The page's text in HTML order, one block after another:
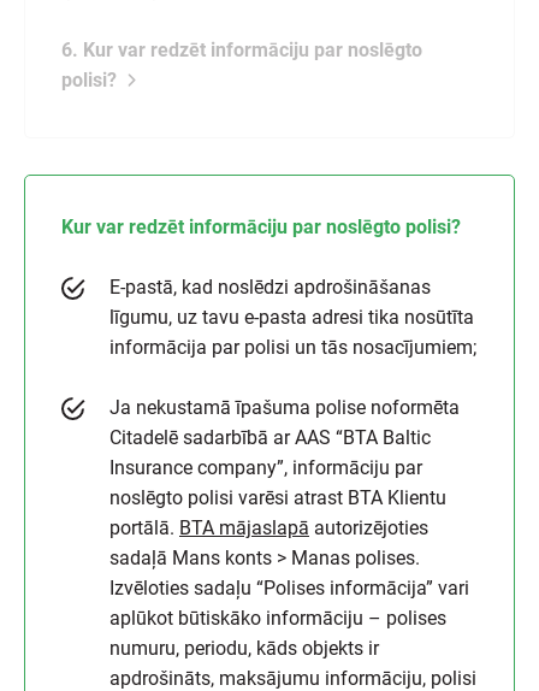
6. Kur var redzēt informāciju par noslēgto
polisi?
Kur var redzēt informāciju par noslēgto polisi?
E-pastā, kad noslēdzi apdrošināšanas
līgumu, uz tavu e-pasta adresi tika nosūtīta
informācija par polisi un tās nosacījumiem;
Ja nekustamā īpašuma polise noformēta
Citadelē sadarbībā ar AAS “BTA Baltic
Insurance company”, informāciju par
noslēgto polisi varēsi atrast BTA Klientu
portālā. BTA mājaslapā autorizējoties
sadaļā Mans konts > Manas polises.
Izvēloties sadaļu “Polises informācija” vari
aplūkot būtiskāko informāciju – polises
numuru, periodu, kāds objekts ir
apdrošināts, maksājumu informāciju, polisi